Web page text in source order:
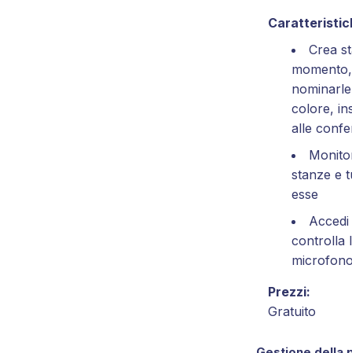
Crea
colore,
alle
stanze e
esse
controlla
Prezzi:
Gratuito